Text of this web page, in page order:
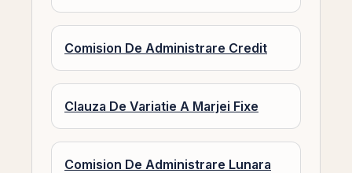
Comision De Administrare Credit
Clauza De Variatie A Marjei Fixe
Comision De Administrare Lunara